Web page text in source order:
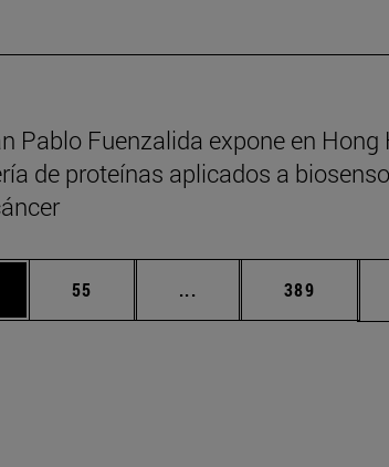
Pablo Fuenzalida expone en Hong
de proteínas aplicados a
para desplazarse.
Página
55 ... Páginas intermedias
Página
389